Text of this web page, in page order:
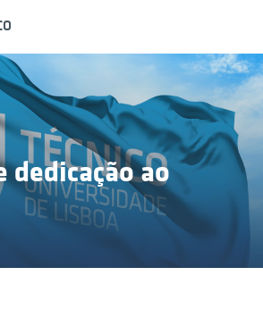
dedicação ao